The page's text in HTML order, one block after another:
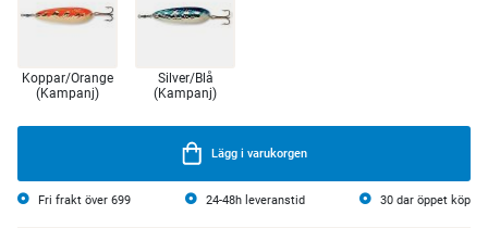
Koppar/Orange
(Kampanj)
Silver/Blå
(Kampanj)
Lägg i varukorgen
Fri frakt över 699 24-48h leveranstid 30 dar öppet köp